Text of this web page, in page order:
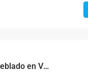
Evaristo Morales; Apartamento Amueblado en Venta Torre Con Amenidades